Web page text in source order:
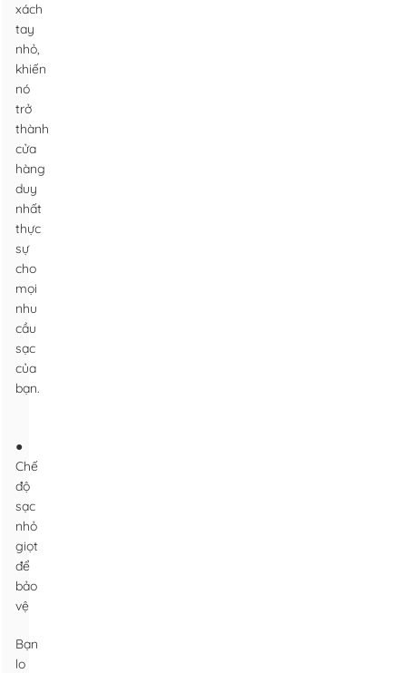
xách
tay
nhỏ,
khiến
nó
trở
thành
cửa
hàng
duy
nhất
thực
sự
cho
mọi
nhu
cầu
sạc
của
bạn.
●
Chế
độ
sạc
nhỏ
giọt
để
bảo
vệ
Bạn
lo